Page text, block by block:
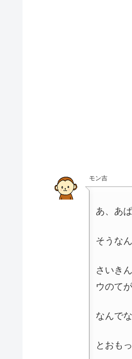
モン吉
あ、あぱ
そうなん
さいき
ウのて
なんで
とおも